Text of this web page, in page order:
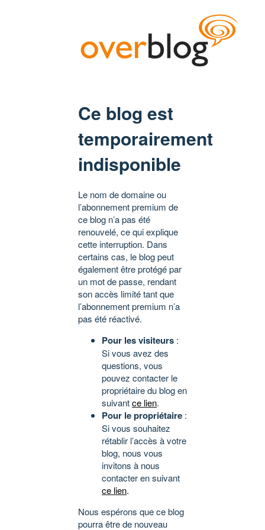
Ce blog est
temporairement
indisponible
Le nom de domaine ou
l’abonnement premium de
ce blog n’a pas été
renouvelé, ce qui explique
cette interruption. Dans
certains cas, le blog peut
également être protégé par
un mot de passe, rendant
son accès limité tant que
l’abonnement premium n’a
pas été réactivé.
Pour les visiteurs :
Si vous avez des
questions, vous
pouvez contacter le
propriétaire du blog en
suivantce lien.
Pour le propriétaire :
Si vous souhaitez
rétablir l’accès à votre
blog, nous vous
invitons à nous
contacter en suivant
ce lien.
Nous espérons que ce blog
pourra être de nouveau